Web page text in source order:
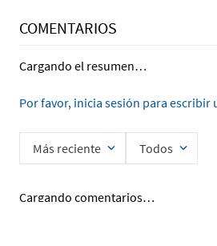
COMENTARIOS
Cargando el resumen…
Por favor, inicia sesión para escribir
Más reciente Todos
Cargando comentarios…